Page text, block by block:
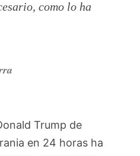
como lo ha
Trump de
en 24 horas ha